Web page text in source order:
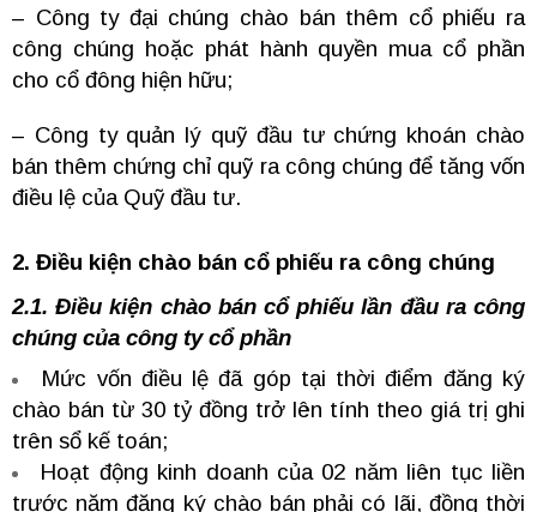
– Công ty đại chúng chào bán thêm cổ phiếu ra
công chúng hoặc phát hành quyền mua cổ phần
cho cổ đông hiện hữu;
– Công ty quản lý quỹ đầu tư chứng khoán chào
bán thêm chứng chỉ quỹ ra công chúng để tăng vốn
điều lệ của Quỹ đầu tư.
2. Điều kiện chào bán cổ phiếu ra công chúng
2.1. Điều kiện chào bán cổ phiếu lần đầu ra công
chúng của công ty cổ phần
Mức vốn điều lệ đã góp tại thời điểm đăng ký
chào bán từ 30 tỷ đồng trở lên tính theo giá trị ghi
trên sổ kế toán;
Hoạt động kinh doanh của 02 năm liên tục liền
trước năm đăng ký chào bán phải có lãi, đồng thời